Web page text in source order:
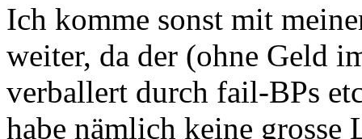
Ich komme sonst mit
weiter, da der (ohne Geld
verballert durch fail-BPs
habe nämlich keine